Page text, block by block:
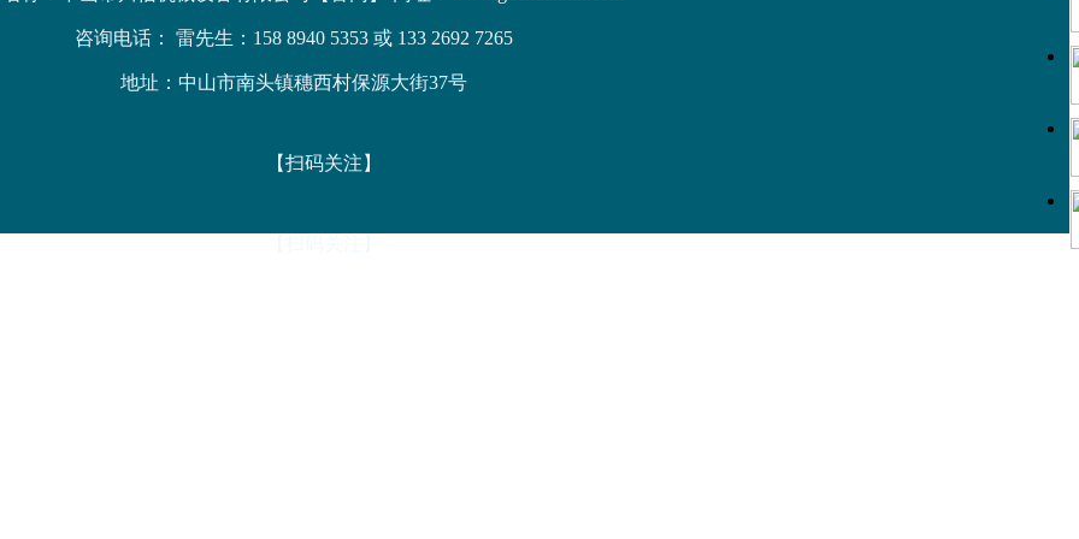
咨询电话： 雷先生：158 8940 5353 或 133 2692 7265
地址：中山市南头镇穗西村保源大街37号
【扫码关注】